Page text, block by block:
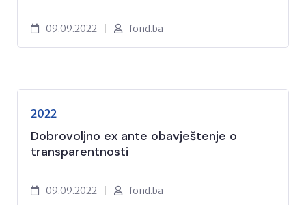
09.09.2022 fond.ba
2022
Dobrovoljno ex ante obavještenje o
transparentnosti
09.09.2022 fond.ba